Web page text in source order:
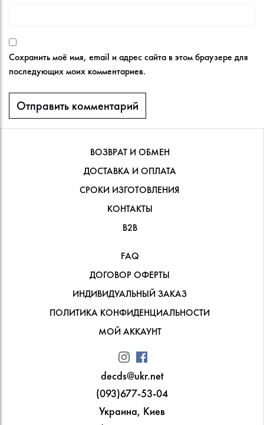
Сохранить моё имя, email и адрес сайта в этом браузере для
последующих моих комментариев.
ВОЗВРАТ И ОБМЕН
ДОСТАВКА И ОПЛАТА
СРОКИ ИЗГОТОВЛЕНИЯ
КОНТАКТЫ
В2В
FAQ
ДОГОВОР ОФЕРТЫ
ИНДИВИДУАЛЬНЫЙ ЗАКАЗ
ПОЛИТИКА КОНФИДЕНЦИАЛЬНОСТИ
МОЙ АККАУНТ
decds@ukr.net
(093)677-53-04
Украина, Киев